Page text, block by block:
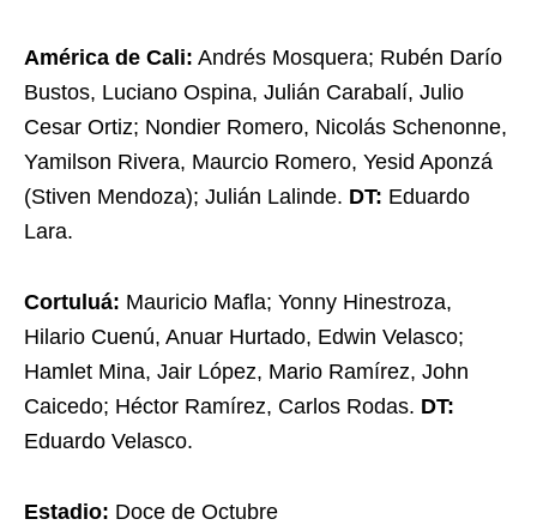
América de Cali: Andrés Mosquera; Rubén Darío
Bustos, Luciano Ospina, Julián Carabalí, Julio
Cesar Ortiz; Nondier Romero, Nicolás Schenonne,
Yamilson Rivera, Maurcio Romero, Yesid Aponzá
(Stiven Mendoza); Julián Lalinde. DT: Eduardo
Lara.
Cortuluá: Mauricio Mafla; Yonny Hinestroza,
Hilario Cuenú, Anuar Hurtado, Edwin Velasco;
Hamlet Mina, Jair López, Mario Ramírez, John
Caicedo; Héctor Ramírez, Carlos Rodas. DT:
Eduardo Velasco.
Estadio: Doce de Octubre